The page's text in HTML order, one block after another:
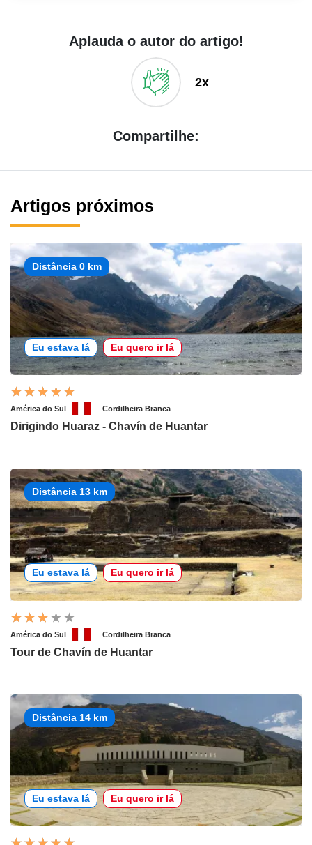
Aplauda o autor do artigo!
2x
Compartilhe:
Artigos próximos
Distância 0 km
Eu estava lá Eu quero ir lá
América do Sul Cordilheira Branca
Dirigindo Huaraz - Chavín de Huantar
Distância 13 km
Eu estava lá Eu quero ir lá
América do Sul Cordilheira Branca
Tour de Chavín de Huantar
Distância 14 km
Eu estava lá Eu quero ir lá